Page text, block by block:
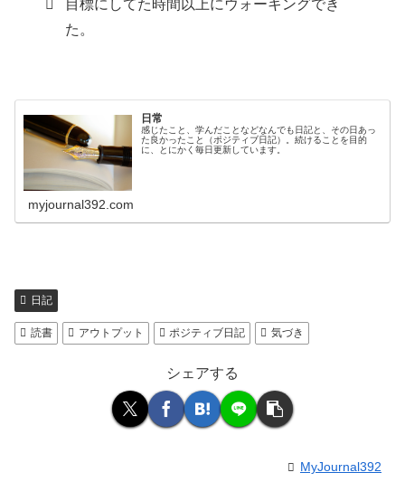
目標にしてた時間以上にウォーキングでき
た。
日常
感じたこと、学んだことなどなんでも日記と、その日あっ
た良かったこと（ポジティブ日記）。続けることを目的
に、とにかく毎日更新しています。
myjournal392.com
日記
読書 アウトプット ポジティブ日記 気づき
シェアする
MyJournal392